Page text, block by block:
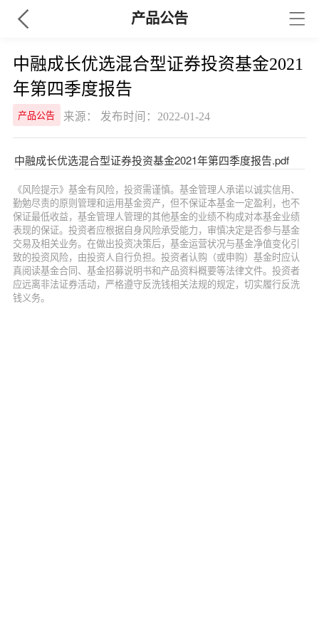
产品公告
中融成长优选混合型证券投资基金2021
年第四季度报告
产品公告 来源： 发布时间：2022-01-24
中融成长优选混合型证券投资基金2021年第四季度报告.pdf
《风险提示》基金有风险，投资需谨慎。基金管理人承诺以诚实信用、
勤勉尽责的原则管理和运用基金资产，但不保证本基金一定盈利，也不
保证最低收益，基金管理人管理的其他基金的业绩不构成对本基金业绩
表现的保证。投资者应根据自身风险承受能力，审慎决定是否参与基金
交易及相关业务。在做出投资决策后，基金运营状况与基金净值变化引
致的投资风险，由投资人自行负担。投资者认购（或申购）基金时应认
真阅读基金合同、基金招募说明书和产品资料概要等法律文件。投资者
应远离非法证券活动，严格遵守反洗钱相关法规的规定，切实履行反洗
钱义务。